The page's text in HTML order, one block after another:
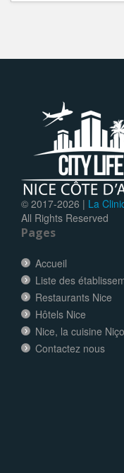
© 2017-2026 | La
All Rights Reserved
Pages
Accueil
Liste des
Restaurants Nice
Hôtels Nice
Nice, la cuisine
Contactez nous